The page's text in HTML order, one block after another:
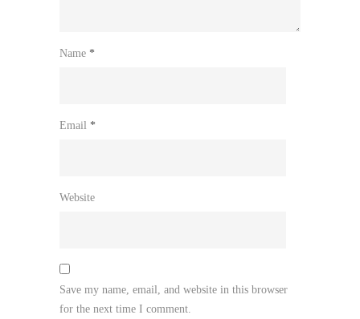
Name *
Email *
Website
Save my name, email, and website in this browser
for the next time I comment.